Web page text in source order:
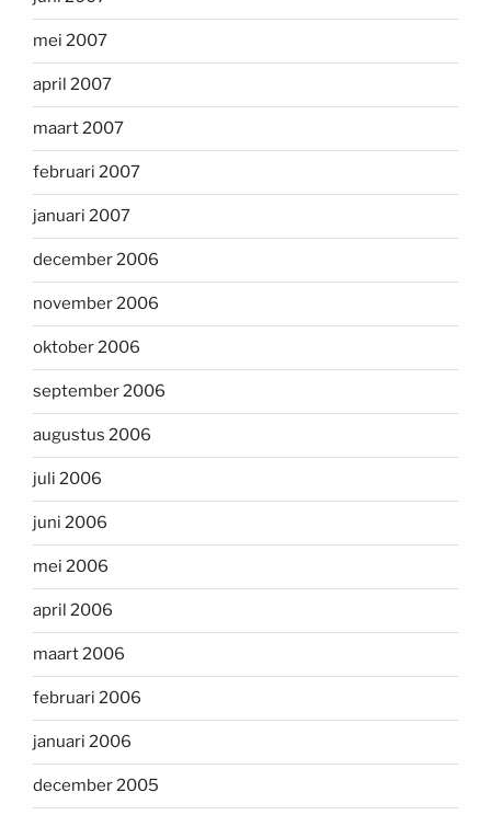
mei 2007
april 2007
maart 2007
februari 2007
januari 2007
december 2006
november 2006
oktober 2006
september 2006
augustus 2006
juli 2006
juni 2006
mei 2006
april 2006
maart 2006
februari 2006
januari 2006
december 2005